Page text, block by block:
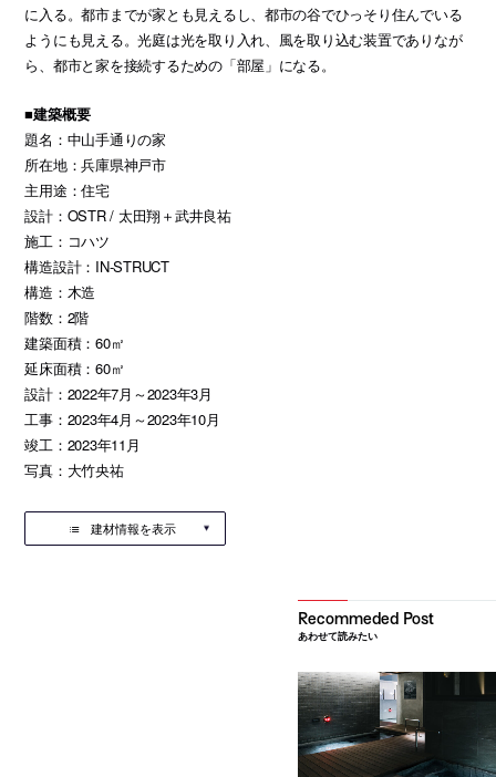
に入る。都市までが家とも見えるし、都市の谷でひっそり住んでいる
ようにも見える。光庭は光を取り入れ、風を取り込む装置でありなが
ら、都市と家を接続するための「部屋」になる。
■建築概要
題名：中山手通りの家
所在地：兵庫県神戸市
主用途：住宅
設計：OSTR / 太田翔＋武井良祐
施工：コハツ
構造設計：IN-STRUCT
構造：木造
階数：2階
建築面積：60㎡
延床面積：60㎡
設計：2022年7月～2023年3月
工事：2023年4月～2023年10月
竣工：2023年11月
写真：大竹央祐
建材情報を表示
あわせて読みたい